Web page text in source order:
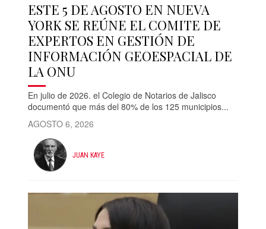
ESTE 5 DE AGOSTO EN NUEVA
YORK SE REÚNE EL COMITE DE
EXPERTOS EN GESTIÓN DE
INFORMACIÓN GEOESPACIAL DE
LA ONU
En julio de 2026. el Colegio de Notarios de Jalisco
documentó que más del 80% de los 125 municipios...
AGOSTO 6, 2026
JUAN KAYE